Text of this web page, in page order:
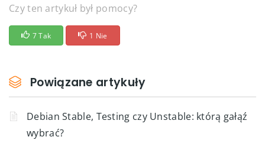
Czy ten artykuł był pomocy?
7 Tak 1 Nie
Powiązane artykuły
Debian Stable, Testing czy Unstable: którą gałąź
wybrać?